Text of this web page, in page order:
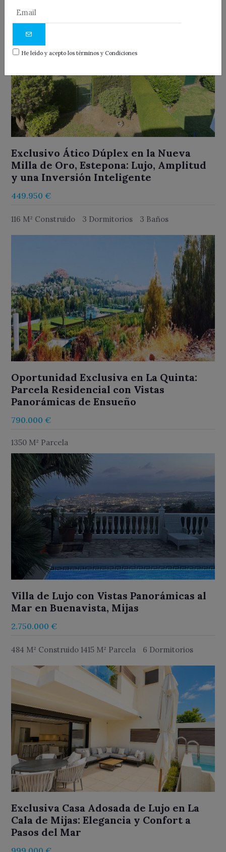
Exclusivo Ático Dúplex en la Nueva
Milla de Oro, Estepona: Lujo, Amplitud
y una Inversión Inteligente
449.950 €
116 M² Construido 3 Dormitorios 3 Baños
Oportunidad Exclusiva en La Quinta:
Parcela Residencial con Vistas
Panorámicas de Ensueño
790.000 €
1350 M² Parcela
Villa de Lujo con Vistas Panorámicas al
Mar en Buenavista, Mijas
2.750.000 €
484 M² Construido 1415 M² Parcela 6 Dormitorios
Exclusiva Casa Adosada de Lujo en La
Cala de Mijas: Elegancia y Confort a
Pasos del Mar
He leído y acepto los términos y Condiciones